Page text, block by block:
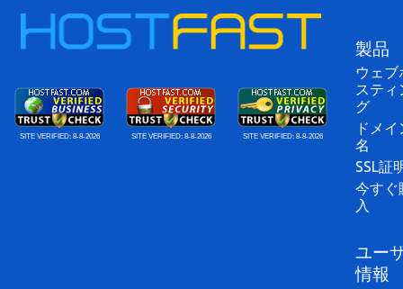
SITE VERIFIED: 8-8-2026 SITE VERIFIED: 8-8-2026 SITE VERIFIED: 8-8-2026
製品
ウェブ
スティ
グ
ドメイ
名
SSL証
今すぐ
入
ユー
情報